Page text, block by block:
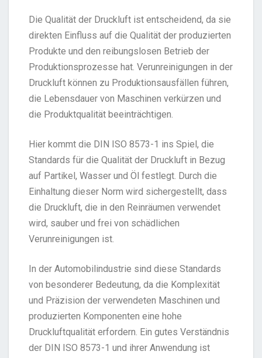
Die Qualität der Druckluft ist entscheidend, da sie
direkten Einfluss auf die Qualität der produzierten
Produkte und den reibungslosen Betrieb der
Produktionsprozesse hat. Verunreinigungen in der
Druckluft können zu Produktionsausfällen führen,
die Lebensdauer von Maschinen verkürzen und
die Produktqualität beeinträchtigen.
Hier kommt die DIN ISO 8573-1 ins Spiel, die
Standards für die Qualität der Druckluft in Bezug
auf Partikel, Wasser und Öl festlegt. Durch die
Einhaltung dieser Norm wird sichergestellt, dass
die Druckluft, die in den Reinräumen verwendet
wird, sauber und frei von schädlichen
Verunreinigungen ist.
In der Automobilindustrie sind diese Standards
von besonderer Bedeutung, da die Komplexität
und Präzision der verwendeten Maschinen und
produzierten Komponenten eine hohe
Druckluftqualität erfordern. Ein gutes Verständnis
der DIN ISO 8573-1 und ihrer Anwendung ist